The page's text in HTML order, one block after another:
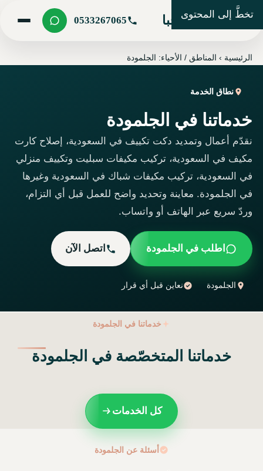
تخطَّ إلى المحتوى
شركة مرحبا 0533267065
الرئيسية ›المناطق / الأحياء: الجلمودة
نطاق الخدمة
خدماتنا في الجلمودة
نقدّم أعمال وتمديد دكت تكييف في السعودية، إصلاح كارت
مكيف في السعودية، تركيب مكيفات سبليت وتكييف منزلي
في السعودية، تركيب مكيفات شباك في السعودية وغيرها
في الجلمودة. معاينة وتحديد واضح للعمل قبل أي التزام،
وردّ سريع عبر الهاتف أو واتساب.
اطلب في الجلمودة اتصل الآن
الجلمودة نعاين قبل أي قرار
خدماتنا في الجلمودة
خدماتنا المتخصّصة في الجلمودة
كل الخدمات
أسئلة عن الجلمودة